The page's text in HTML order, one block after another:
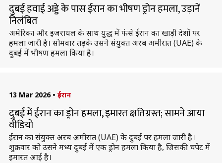
दुबई हवाई अड्डे के पास ईरान का भीषण ड्रोन हमला, उड़ानें
निलंबित
अमेरिका और इजरायल के साथ युद्ध में फंसे ईरान का खाड़ी देशों पर
हमला जारी है। सोमवार तड़के उसने संयुक्त अरब अमीरात (UAE) के
दुबई में भीषण हमला किया है।
13 Mar 2026 • ईरान
दुबई में ईरान का ड्रोन हमला, इमारत क्षतिग्रस्त; सामने आया
वीडियो
ईरान का संयुक्त अरब अमीरात (UAE) के दुबई पर हमला जारी है।
शुक्रवार को उसने मध्य दुबई में एक ड्रोन हमला किया है, जिसकी चपेट में
इमारत आई है।